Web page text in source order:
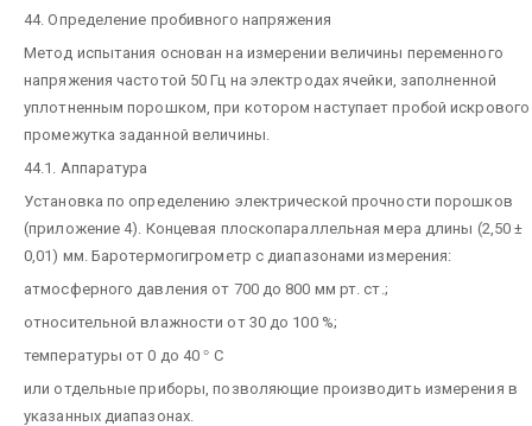
44. Определение пробивного напряжения
Метод испытания основан на измерении величины переменного
напряжения частотой 50 Гц на электродах ячейки, заполненной
уплотненным порошком, при котором наступает пробой искрового
промежутка заданной величины.
44.1. Аппаратура
Установка по определению электрической прочности порошков
(приложение 4). Концевая плоскопараллельная мера длины (2,50 ±
0,01) мм. Баротермогигрометр с диапазонами измерения:
атмосферного давления от 700 до 800 мм рт. ст.;
относительной влажности от 30 до 100 %;
температуры от 0 до 40° С
или отдельные приборы, позволяющие производить измерения в
указанных диапазонах.